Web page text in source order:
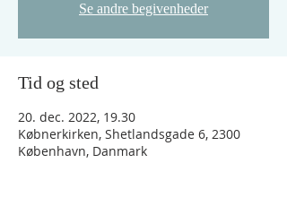
Se andre begivenheder
Tid og sted
20. dec. 2022, 19.30
Købnerkirken, Shetlandsgade 6, 2300
København, Danmark